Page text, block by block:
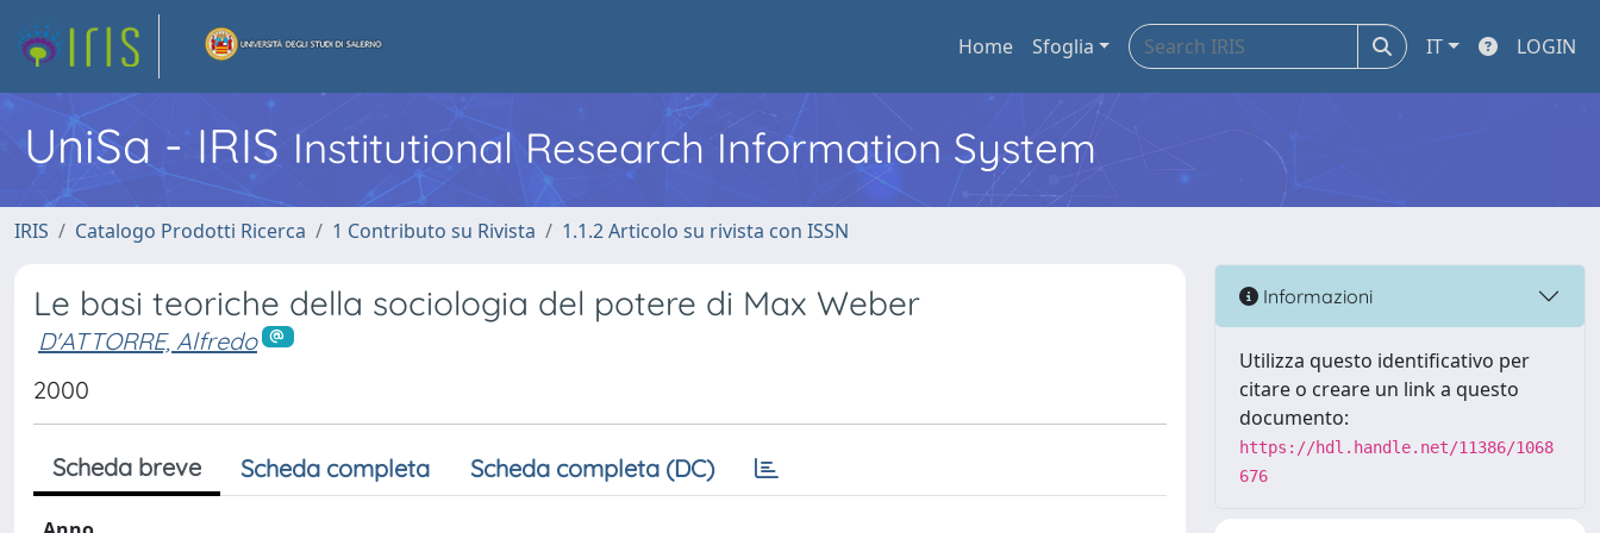
Home Sfoglia IT LOGIN
UniSa - IRIS Institutional Research Information System
IRIS Catalogo Prodotti Ricerca 1 Contributo su Rivista 1.1.2 Articolo su rivista con ISSN
Le basi teoriche della sociologia del potere di Max Weber
D'ATTORRE, Alfredo
2000
Scheda breve Scheda completa Scheda completa (DC)
Informazioni
Utilizza questo identificativo per
citare o creare un link a questo
documento:
https://hdl.handle.net/11386/1068
676